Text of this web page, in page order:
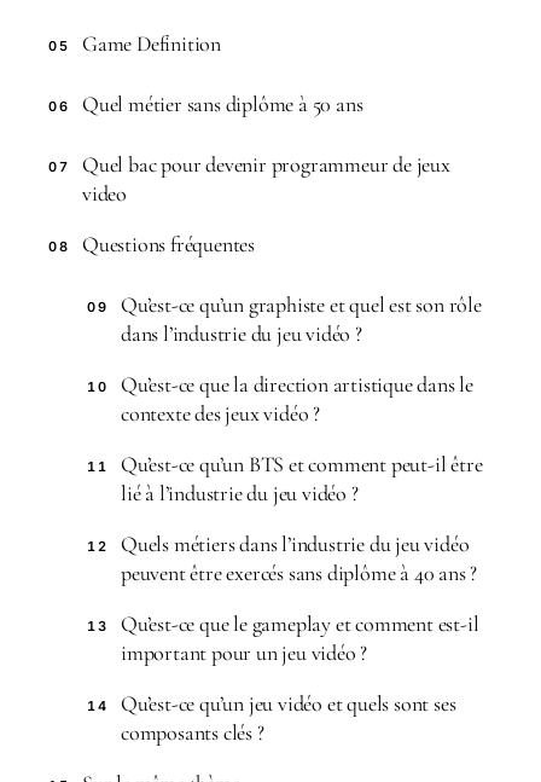
05 Game Definition
06 Quel métier sans diplôme à 50 ans
07
Quel bac pour devenir programmeur de jeux
video
08 Questions fréquentes
09
Qu’est-ce qu’un graphiste et quel est son rôle
dans l’industrie du jeu vidéo ?
10
Qu’est-ce que la direction artistique dans le
contexte des jeux vidéo ?
11
Qu’est-ce qu’un BTS et comment peut-il être
lié à l’industrie du jeu vidéo ?
12
Quels métiers dans l’industrie du jeu vidéo
peuvent être exercés sans diplôme à 40 ans ?
13
Qu’est-ce que le gameplay et comment est-il
important pour un jeu vidéo ?
14
Qu’est-ce qu’un jeu vidéo et quels sont ses
composants clés ?